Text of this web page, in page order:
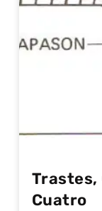
Trastes,
Cuatro